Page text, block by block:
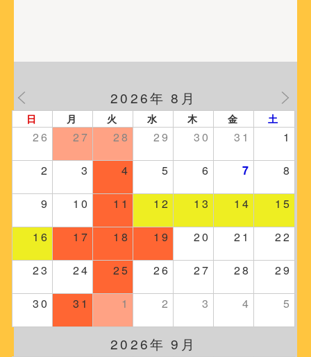
2026年 8月
日 月 火 水 木 金 土
26 27 28 29 30 31 1
2 3 4 5 6 7 8
9 10 11 12 13 14 15
16 17 18 19 20 21 22
23 24 25 26 27 28 29
30 31 1 2 3 4 5
2026年 9月